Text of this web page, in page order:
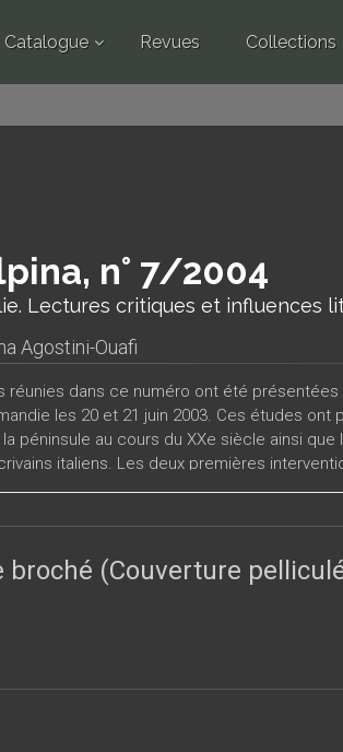
Catalogue Revues Collections
n° 7/2004
Lectures critiques et influences
Agostini-Ouafi
réunies dans ce numéro ont été
les 20 et 21 juin 2003. Ces études
péninsule au cours du XXe siècle ainsi
italiens. Les deux premières
dans l’entre-deux-guerres. Suivent des
la critique italienne de Proust des
la Recherche et les débats avec la
broché (Couverture